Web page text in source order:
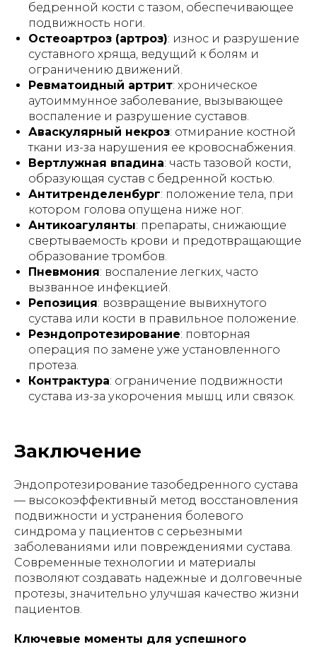
бедренной кости с тазом, обеспечивающее
подвижность ноги.
Остеоартроз (артроз): износ и разрушение
суставного хряща, ведущий к болям и
ограничению движений.
Ревматоидный артрит: хроническое
аутоиммунное заболевание, вызывающее
воспаление и разрушение суставов.
Аваскулярный некроз: отмирание костной
ткани из-за нарушения ее кровоснабжения.
Вертлужная впадина: часть тазовой кости,
образующая сустав с бедренной костью.
Антитренделенбург: положение тела, при
котором голова опущена ниже ног.
Антикоагулянты: препараты, снижающие
свертываемость крови и предотвращающие
образование тромбов.
Пневмония: воспаление легких, часто
вызванное инфекцией.
Репозиция: возвращение вывихнутого
сустава или кости в правильное положение.
Реэндопротезирование: повторная
операция по замене уже установленного
протеза.
Контрактура: ограничение подвижности
сустава из-за укорочения мышц или связок.
Заключение
Эндопротезирование тазобедренного сустава
— высокоэффективный метод восстановления
подвижности и устранения болевого
синдрома у пациентов с серьезными
заболеваниями или повреждениями сустава.
Современные технологии и материалы
позволяют создавать надежные и долговечные
протезы, значительно улучшая качество жизни
пациентов.
Ключевые моменты для успешного